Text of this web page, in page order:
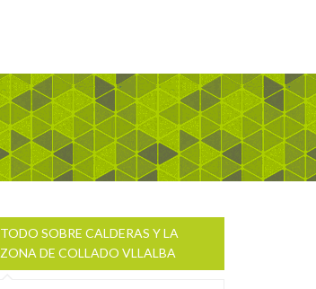
TODO SOBRE CALDERAS Y LA
ZONA DE COLLADO VLLALBA